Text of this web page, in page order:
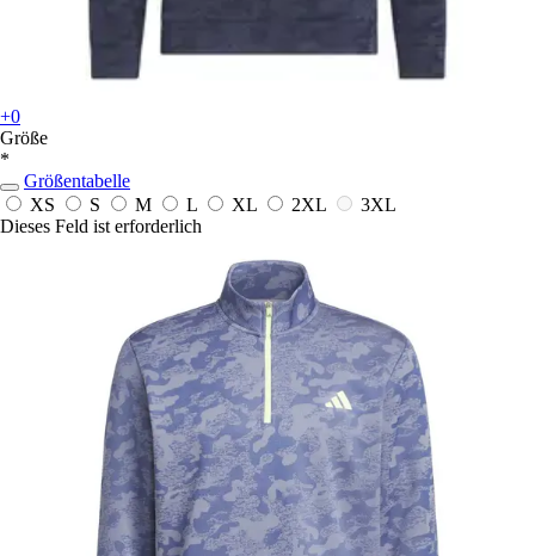
+0
Größe
*
Größentabelle
XS
S M L XL 2XL
3XL
Dieses Feld ist erforderlich